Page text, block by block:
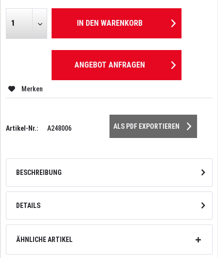
IN DEN WARENKORB
ANGEBOT ANFRAGEN
Merken
Artikel-Nr.: A248006 ALS PDF EXPORTIEREN
BESCHREIBUNG
DETAILS
ÄHNLICHE ARTIKEL